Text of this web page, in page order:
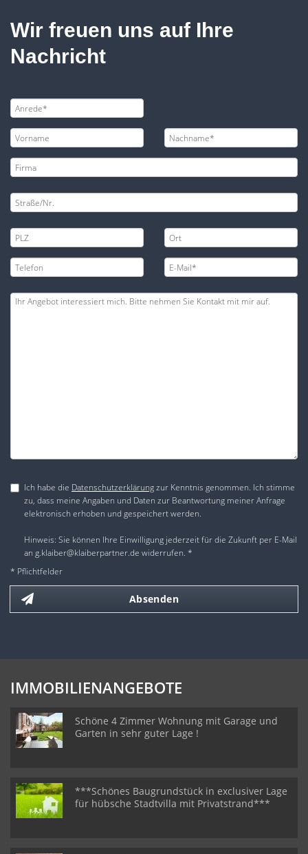
Wir freuen uns auf Ihre
Nachricht
Ich habe die Datenschutzerklärungzur Kenntnis genommen. Ich stimme
zu, dass meine Angaben und Daten zur Beantwortung meiner Anfrage
elektronisch erhoben und gespeichert werden.
Hinweis: Sie können Ihre Einwilligung jederzeit für die Zukunft per E-Mail
an g.klaiber@klaiberpartner.de widerrufen. *
* Pflichtfelder
Absenden
IMMOBILIENANGEBOTE
Schöne 4 Zimmer Wohnung mit Garage und
Garten in sehr guter Lage !
***Schönes Baugrundstück in exclusiver Lage
für hübsche Stadtvilla mit Privatstrand***